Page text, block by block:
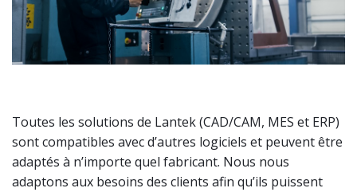
Toutes les solutions de Lantek (CAD/CAM, MES et ERP)
sont compatibles avec d’autres logiciels et peuvent être
adaptés à n’importe quel fabricant. Nous nous
adaptons aux besoins des clients afin qu’ils puissent